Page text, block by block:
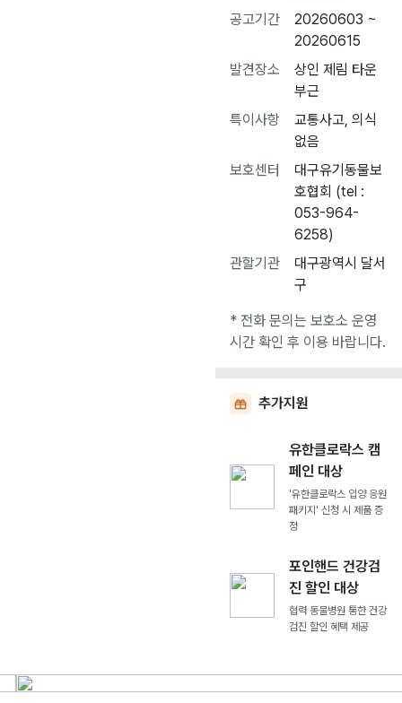
공고기간
20260603 ~
20260615
발견장소
상인 제림 타운
부근
특이사항
교통사고, 의식
없음
보호센터
대구유기동물보
호협회 (tel :
053-964-
6258)
관할기관
대구광역시 달서
구
* 전화 문의는 보호소 운영
시간 확인 후 이용 바랍니다.
추가지원
유한클로락스 캠
페인 대상
'유한클로락스 입양 응원
패키지' 신청 시 제품 증
정
포인핸드 건강검
진 할인 대상
협력 동물병원 통한 건강
검진 할인 혜택 제공